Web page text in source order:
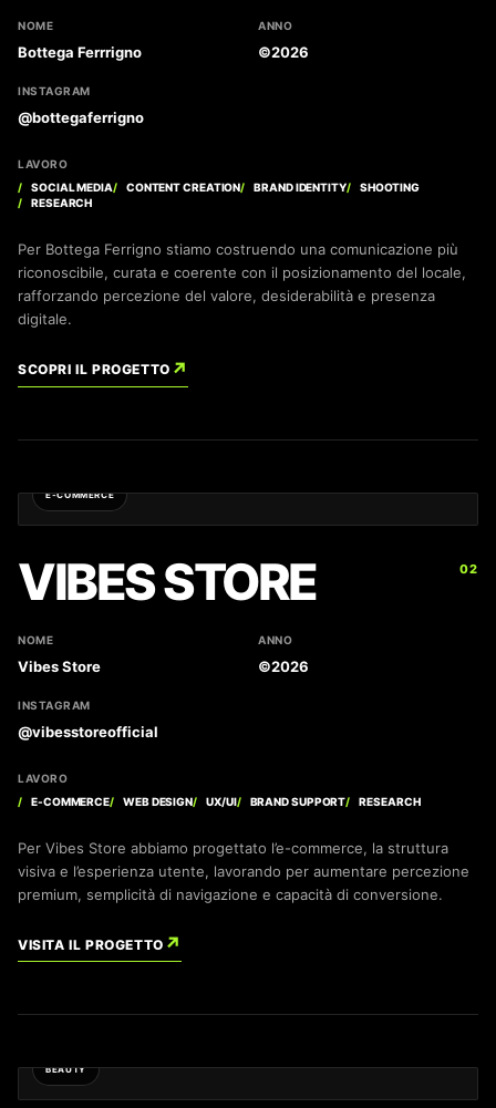
NOME
Bottega Ferrrigno
ANNO
©2026
INSTAGRAM
@bottegaferrigno
LAVORO
SOCIAL MEDIA
CONTENT CREATION BRAND IDENTITY
SHOOTING
RESEARCH
Per Bottega Ferrigno stiamo costruendo una comunicazione più
riconoscibile, curata e coerente con il posizionamento del locale,
rafforzando percezione del valore, desiderabilità e presenza
digitale.
SCOPRI IL PROGETTO ↗
E-COMMERCE
02
VIBES STORE
NOME
Vibes Store
ANNO
©2026
INSTAGRAM
@vibesstoreofficial
LAVORO
E-COMMERCE
WEB DESIGN UX/UI BRAND SUPPORT RESEARCH
Per Vibes Store abbiamo progettato l’e-commerce, la struttura
visiva e l’esperienza utente, lavorando per aumentare percezione
premium, semplicità di navigazione e capacità di conversione.
VISITA IL PROGETTO ↗
BEAUTY